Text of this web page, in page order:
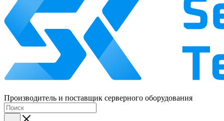
Производитель и поставщик серверного оборудования